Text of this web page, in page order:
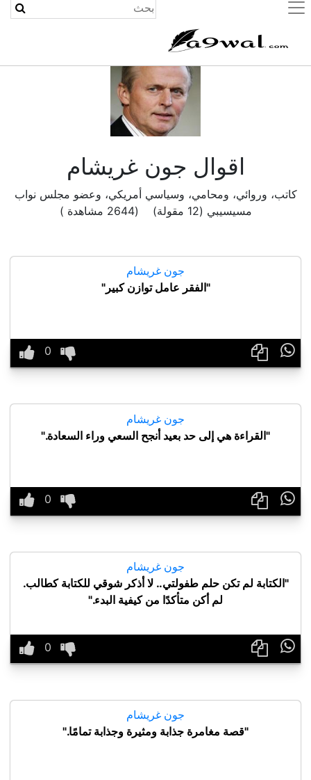
(current)
اقوال جون غريشام
كاتب، وروائي، ومحامي، وسياسي أمريكي، وعضو مجلس نواب
مسيسيبي (12 مقولة) (2644 مشاهدة )
جون غريشام
"الفقر عامل توازن كبير"

جون غريشام
"القراءة هي إلى حد بعيد أنجح السعي وراء السعادة."

جون غريشام
"الكتابة لم تكن حلم طفولتي.. لا أذكر شوقي للكتابة كطالب.
لم أكن متأكدًا من كيفية البدء."

جون غريشام
"قصة مغامرة جذابة ومثيرة وجذابة تمامًا."